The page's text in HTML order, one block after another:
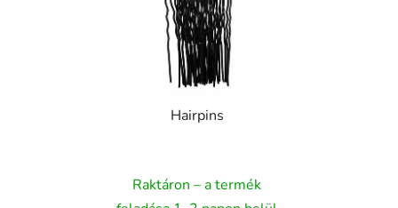
Hairpins
Raktáron – a termék